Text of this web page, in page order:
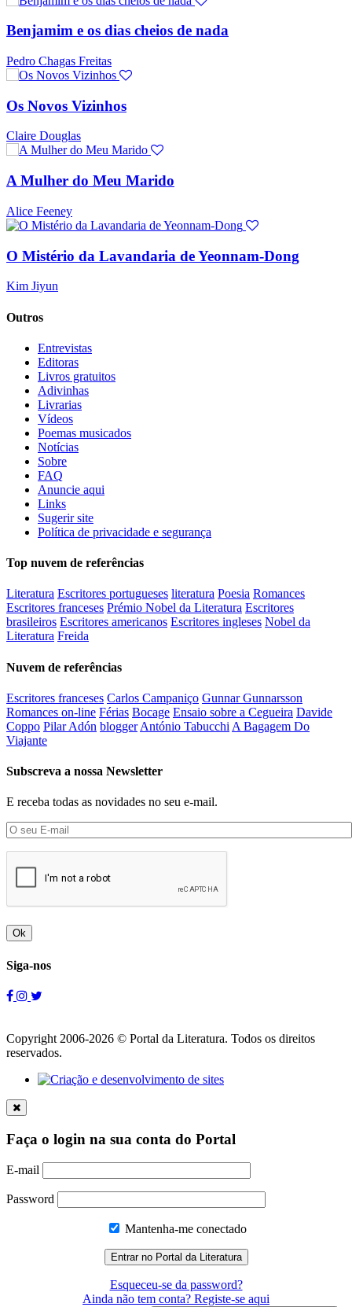
Benjamim e os dias cheios de nada
Pedro Chagas Freitas
Os Novos Vizinhos
Claire Douglas
A Mulher do Meu Marido
Alice Feeney
O Mistério da Lavandaria de Yeonnam-Dong
Kim Jiyun
Outros
Entrevistas
Editoras
Livros gratuitos
Adivinhas
Livrarias
Vídeos
Poemas musicados
Notícias
Sobre
FAQ
Anuncie aqui
Links
Sugerir site
Política de privacidade e segurança
Top nuvem de referências
Literatura Escritores portugueses literatura Poesia Romances
Escritores franceses Prémio Nobel da Literatura Escritores
brasileiros Escritores americanos Escritores ingleses Nobel da
Literatura Freida
Nuvem de referências
Escritores franceses Carlos Campaniço Gunnar Gunnarsson
Romances on-line Férias Bocage Ensaio sobre a Cegueira Davide
Coppo Pilar Adón blogger António Tabucchi A Bagagem Do
Viajante
Subscreva a nossa Newsletter
E receba todas as novidades no seu e-mail.
Ok
Siga-nos
Copyright 2006-2026 © Portal da Literatura. Todos os direitos
reservados.
Faça o login na sua conta do Portal
E-mail
Password
Mantenha-me conectado
Esqueceu-se da password?
Ainda não tem conta? Registe-se aqui